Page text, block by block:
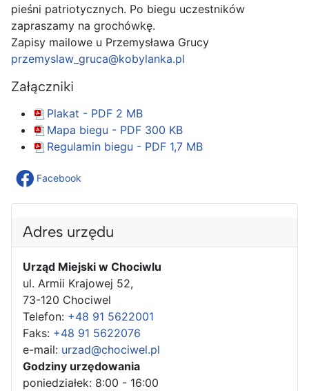
pieśni patriotycznych. Po biegu uczestników
zapraszamy na grochówkę.
Zapisy mailowe u Przemysława Grucy
przemyslaw_gruca@kobylanka.pl
Załączniki
Plakat - PDF 2 MB
Mapa biegu - PDF 300 KB
Regulamin biegu - PDF 1,7 MB
Facebook
Adres urzędu
Urząd Miejski w Chociwlu
ul. Armii Krajowej 52,
73-120 Chociwel
Telefon: +48 91 5622001
Faks: +48 91 5622076
e-mail: urzad@chociwel.pl
Godziny urzędowania
poniedziałek: 8:00 - 16:00